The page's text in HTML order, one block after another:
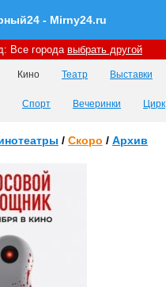
- Mirny24.ru
Все города выбрать другой
Кино Театр Выставки
Спорт Вечеринки Цирк
/ Скоро / Архив